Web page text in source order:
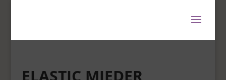
ELASTIC MIEDER